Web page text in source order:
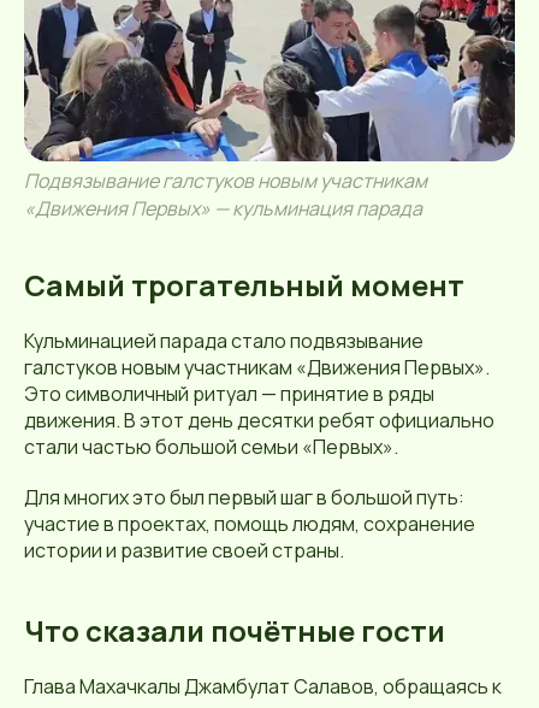
Подвязывание галстуков новым участникам
«Движения Первых» — кульминация парада
Самый трогательный момент
Кульминацией парада стало подвязывание
галстуков новым участникам «Движения Первых».
Это символичный ритуал — принятие в ряды
движения. В этот день десятки ребят официально
стали частью большой семьи «Первых».
Для многих это был первый шаг в большой путь:
участие в проектах, помощь людям, сохранение
истории и развитие своей страны.
Что сказали почётные гости
Глава Махачкалы Джамбулат Салавов, обращаясь к